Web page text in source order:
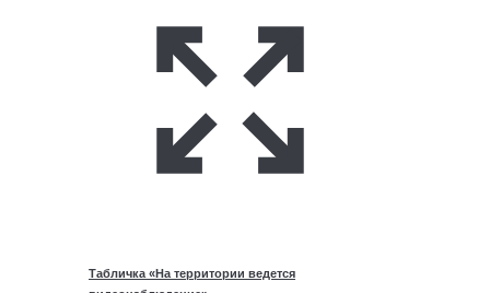
Табличка «На территории ведется